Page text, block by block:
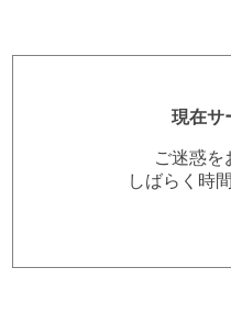
現在サ
ご迷惑を
しばらく時